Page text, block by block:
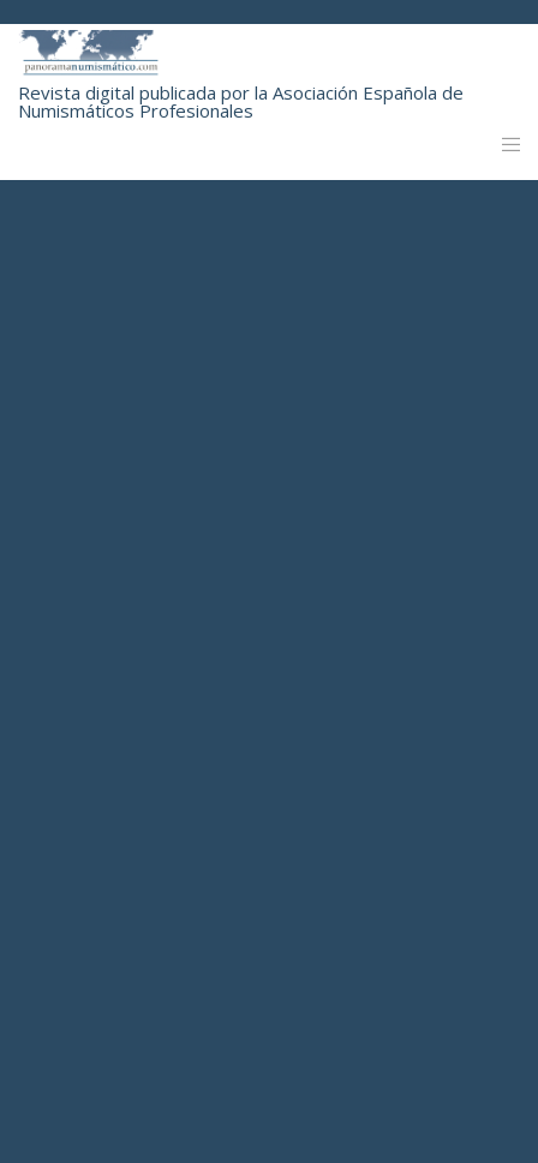
Revista digital publicada por la Asociación Española de
Numismáticos Profesionales